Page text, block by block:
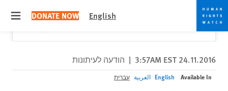
Skip
to
cookie
privacy
notice
Skip
to
main
content
English
DONATE NOW
Would you like to read this page in English?
Close
24.11.2016 3:57AM EST
| הודעה לעיתונות
Available In
English العربية עברית